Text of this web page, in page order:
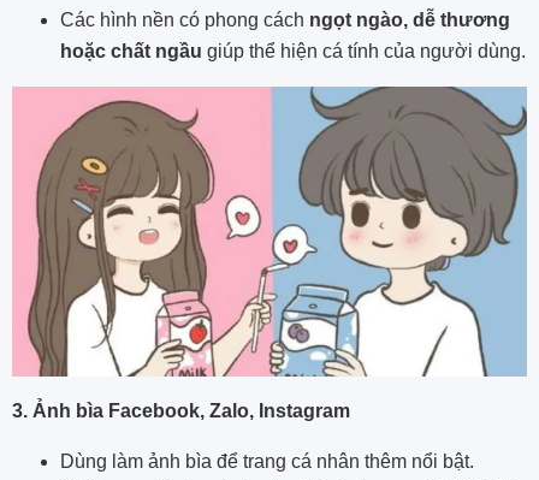
Các hình nền có phong cách ngọt ngào, dễ thương
hoặc chất ngầu giúp thể hiện cá tính của người dùng.
3. Ảnh bìa Facebook, Zalo, Instagram
Dùng làm ảnh bìa để trang cá nhân thêm nổi bật.